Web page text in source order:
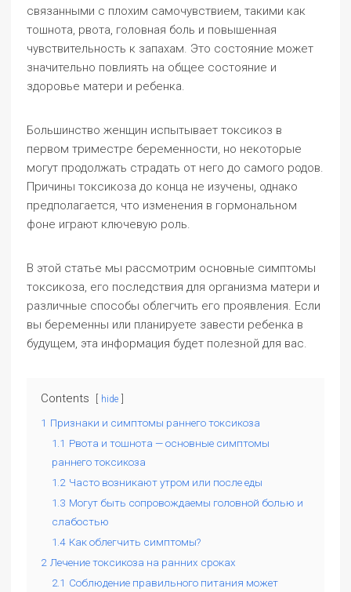
связанными с плохим самочувствием, такими как
тошнота, рвота, головная боль и повышенная
чувствительность к запахам. Это состояние может
значительно повлиять на общее состояние и
здоровье матери и ребенка.
Большинство женщин испытывает токсикоз в
первом триместре беременности, но некоторые
могут продолжать страдать от него до самого родов.
Причины токсикоза до конца не изучены, однако
предполагается, что изменения в гормональном
фоне играют ключевую роль.
В этой статье мы рассмотрим основные симптомы
токсикоза, его последствия для организма матери и
различные способы облегчить его проявления. Если
вы беременны или планируете завести ребенка в
будущем, эта информация будет полезной для вас.
Contents hide
1 Признаки и симптомы раннего токсикоза
1.1 Рвота и тошнота — основные симптомы
раннего токсикоза
1.2 Часто возникают утром или после еды
1.3 Могут быть сопровождаемы головной болью и
слабостью
1.4 Как облегчить симптомы?
2 Лечение токсикоза на ранних сроках
2.1 Соблюдение правильного питания может